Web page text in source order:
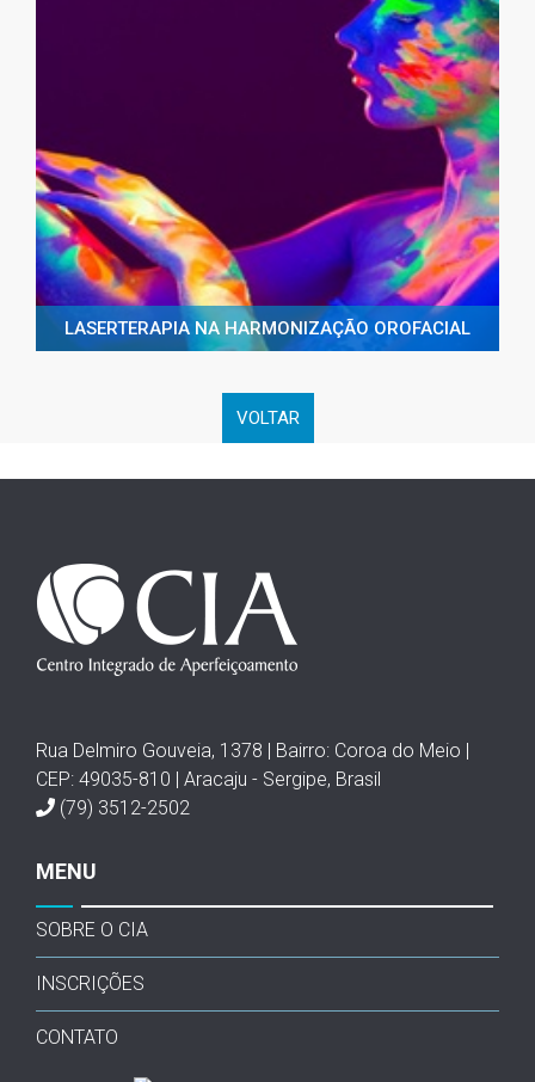
LASERTERAPIA NA HARMONIZAÇÃO OROFACIAL
VOLTAR
Rua Delmiro Gouveia, 1378 | Bairro: Coroa do Meio |
CEP: 49035-810 | Aracaju - Sergipe, Brasil
(79) 3512-2502
MENU
SOBRE O CIA
INSCRIÇÕES
CONTATO